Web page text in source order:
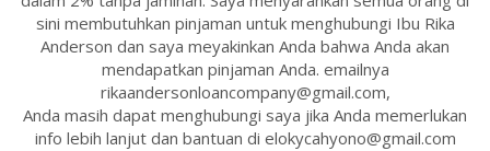
sini membutuhkan pinjaman untuk menghubungi Ibu Rika
Anderson dan saya meyakinkan Anda bahwa Anda akan
mendapatkan pinjaman Anda. emailnya
rikaandersonloancompany@gmail.com,
Anda masih dapat menghubungi saya jika Anda memerlukan
info lebih lanjut dan bantuan di elokycahyono@gmail.com